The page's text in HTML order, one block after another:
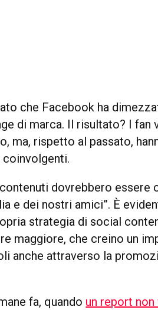
che Facebook ha
di marca. Il risultato? I fan
ma, rispetto al passato,
dovrebbero essere
e dei nostri amici”. È
strategia di social
maggiore, che creino un
anche attraverso la
fa, quando un report